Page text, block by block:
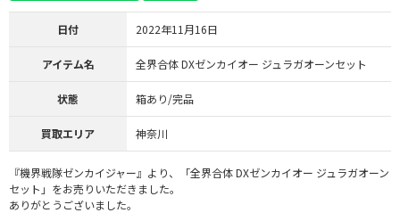
日付 2022年11月16日
アイテム名 全界合体 DXゼンカイオー ジュラガオーンセット
状態 箱あり/完品
買取エリア 神奈川
『機界戦隊ゼンカイジャー』より、「全界合体 DXゼンカイオー ジュラガオーン
セット」をお売りいただきました。
ありがとうございました。